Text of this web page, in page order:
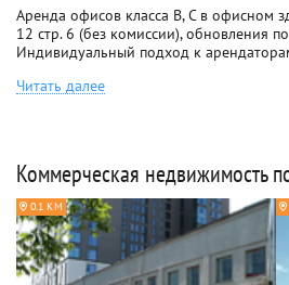
Аренда офисов класса B, C в офисном
12 стр. 6 (без комиссии), обновления
Индивидуальный подход к
Читать далее
Коммерческая недвижимость
0.1 КМ